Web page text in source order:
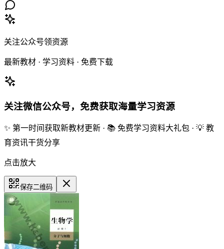
关注公众号领资源
最新教材 · 学习资料 · 免费下载
关注微信公众号，免费获取海量学习资源
✨ 第一时间获取新教材更新 · 📚 免费学习资料大礼包 · 💡 教
育资讯干货分享
点击放大
保存二维码